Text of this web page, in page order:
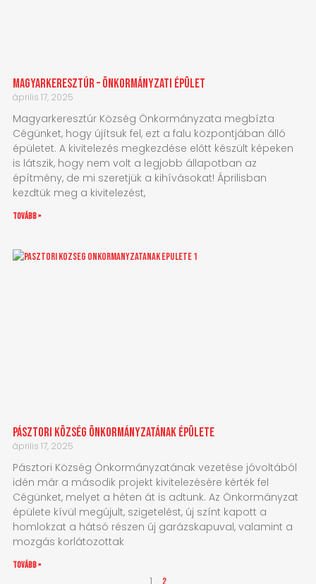
Magyarkeresztúr – Önkormányzati épület
április 17, 2025
Magyarkeresztúr Község Önkormányzata megbízta
Cégünket, hogy újítsuk fel, ezt a falu központjában álló
épületet. A kivitelezés megkezdése előtt készült képeken
is látszik, hogy nem volt a legjobb állapotban az
építmény, de mi szeretjük a kihívásokat! Áprilisban
kezdtük meg a kivitelezést,
tovább »
Pásztori Község Önkormányzatának épülete
április 17, 2025
Pásztori Község Önkormányzatának vezetése jóvoltából
idén már a második projekt kivitelezésére kérték fel
Cégünket, melyet a héten át is adtunk. Az Önkormányzat
épülete kívül megújult, szigetelést, új színt kapott a
homlokzat a hátsó részen új garázskapuval, valamint a
mozgás korlátozottak
tovább »
1 2